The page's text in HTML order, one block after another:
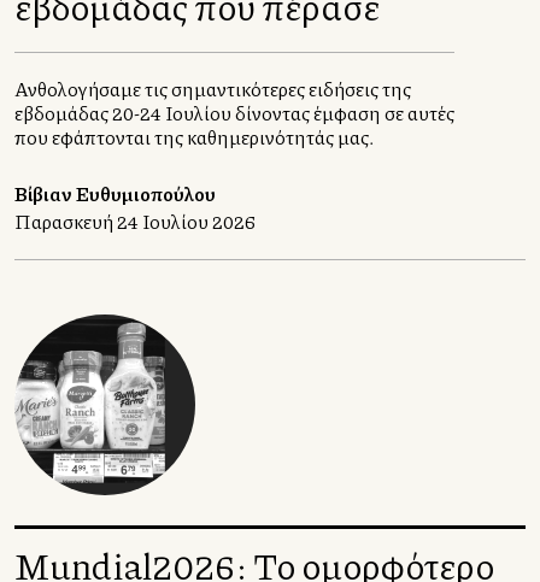
Ανθολογήσαμε τις σημαντικότερες ειδήσεις της
εβδομάδας 20-24 Ιουλίου δίνοντας έμφαση σε αυτές
που εφάπτονται της καθημερινότητάς μας.
Βίβιαν Ευθυμιοπούλου
Παρασκευή 24 Ιουλίου 2026
Mundial2026: Το ομορφότερο